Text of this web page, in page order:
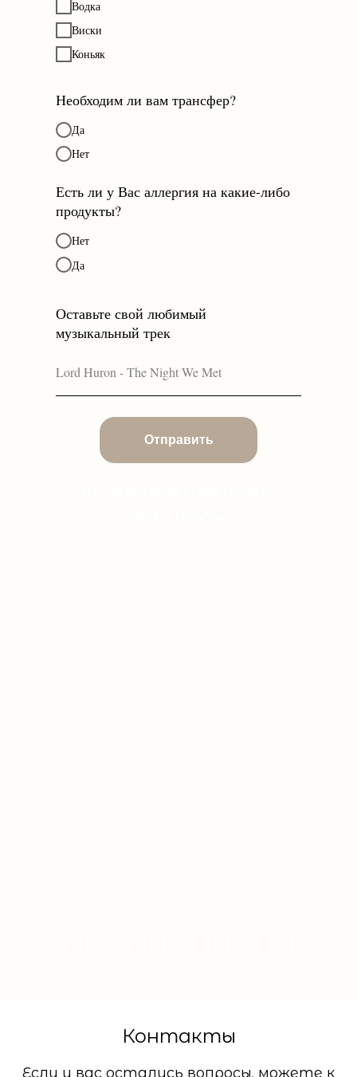
Водка
Виски
Коньяк
Необходим ли вам трансфер?
Да
Нет
Есть ли у Вас аллергия на какие-либо
продукты?
Нет
Да
Оставьте свой любимый
музыкальный трек
Отправить
Контакты
Если у вас остались вопросы, можете к